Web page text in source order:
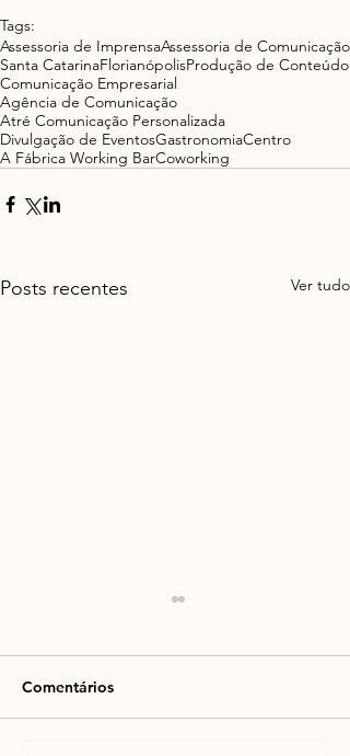
Tags:
Assessoria de ImprensaAssessoria de Comunicação
Santa CatarinaFlorianópolisProdução de Conteúdo
Comunicação Empresarial
Agência de Comunicação
Atré Comunicação Personalizada
Divulgação de EventosGastronomiaCentro
A Fábrica Working BarCoworking
Posts recentes Ver tudo
Comentários